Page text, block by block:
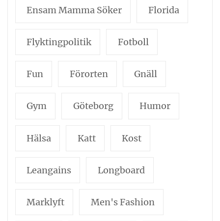
Ensam Mamma Söker Florida
Flyktingpolitik Fotboll
Fun Förorten Gnäll
Gym Göteborg Humor
Hälsa Katt Kost
Leangains Longboard
Marklyft Men's Fashion